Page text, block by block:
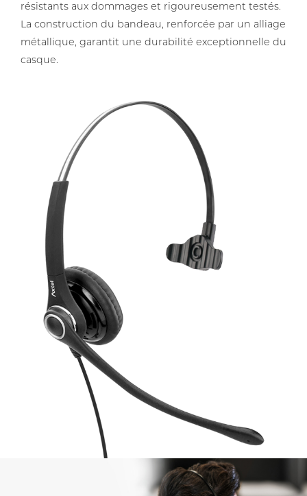
résistants aux dommages et rigoureusement testés.
La construction du bandeau, renforcée par un alliage
métallique, garantit une durabilité exceptionnelle du
casque.